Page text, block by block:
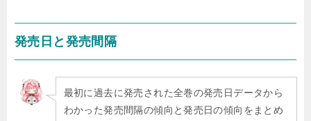
発売日と発売間隔
最初に過去に発売された全巻の発売日データから
わかった発売間隔の傾向と発売日の傾向をまとめ